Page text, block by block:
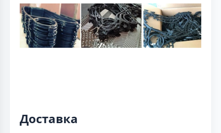
Доставка